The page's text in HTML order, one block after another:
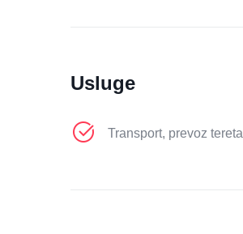
Usluge
Transport, prevoz tereta